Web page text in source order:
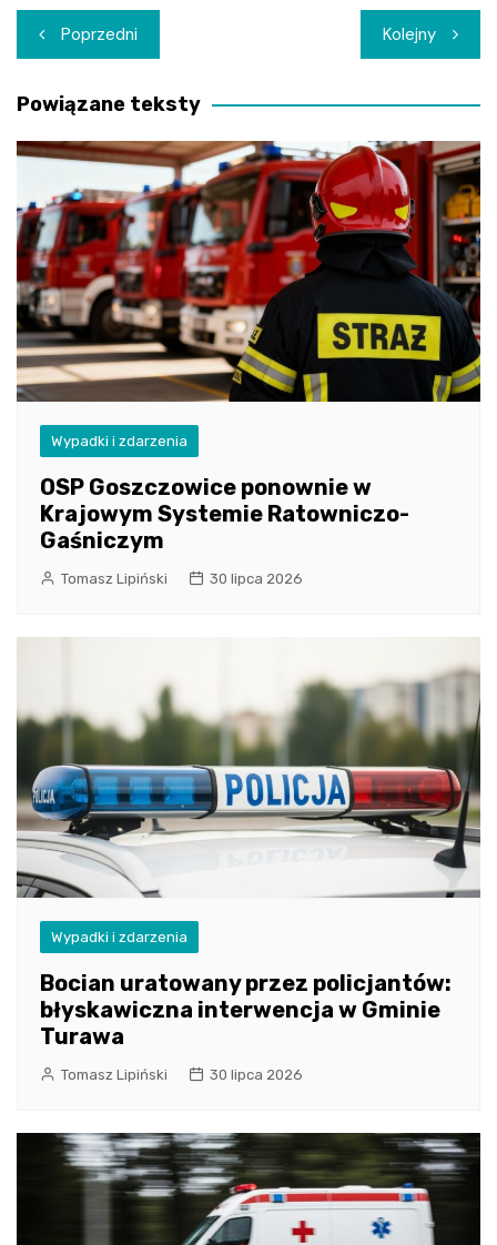
Nawigacja
wpisu
Poprzedni Kolejny
Powiązane teksty
Wypadki i zdarzenia
OSP Goszczowice ponownie w
Krajowym Systemie Ratowniczo-
Gaśniczym
Tomasz Lipiński 30 lipca 2026
Wypadki i zdarzenia
Bocian uratowany przez policjantów:
błyskawiczna interwencja w Gminie
Turawa
Tomasz Lipiński 30 lipca 2026